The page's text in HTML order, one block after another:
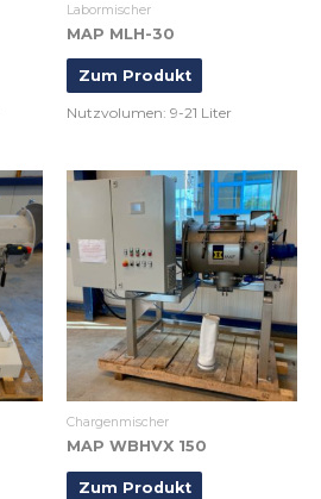
Labormischer
MAP MLH-30
Zum Produkt
Nutzvolumen: 9-21 Liter
Chargenmischer
MAP WBHVX 150
Zum Produkt